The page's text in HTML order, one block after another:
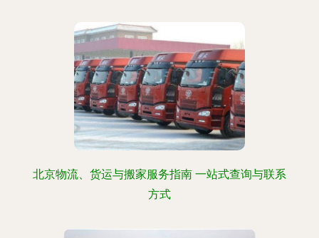
北京物流、货运与搬家服务指南 一站式查询与联系
方式